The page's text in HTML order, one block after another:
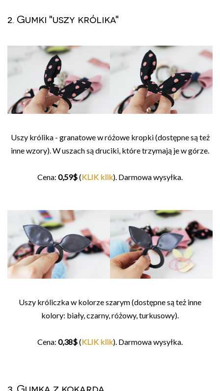
2. Gumki "uszy królika"
Uszy królika - granatowe w różowe kropki (dostępne są też
inne wzory). W uszach są druciki, które trzymają je w górze.
Cena: 0,59$(KLIK klik). Darmowa wysyłka.
Uszy króliczka w kolorze szarym (dostępne są też inne
kolory: biały, czarny, różowy, turkusowy).
Cena: 0,38$(KLIK klik). Darmowa wysyłka.
3. Gumka z kokardą